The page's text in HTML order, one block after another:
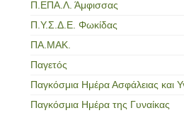
Π.ΕΠΑ.Λ. Άμφισσας
Π.Υ.Σ.Δ.Ε. Φωκίδας
ΠΑ.ΜΑΚ.
Παγετός
Παγκόσμια Ημέρα Ασφάλειας και
Παγκόσμια Ημέρα της Γυναίκας